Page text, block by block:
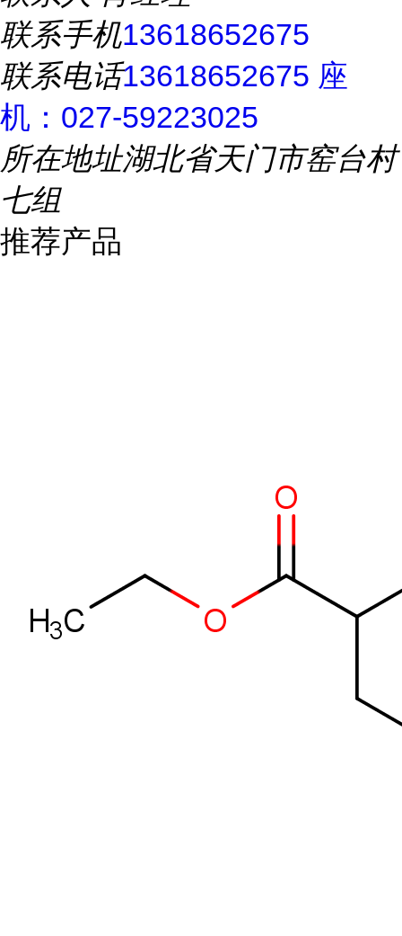
联系手机13618652675
联系电话13618652675 座
机：027-59223025
所在地址湖北省天门市窑台村
七组
推荐产品